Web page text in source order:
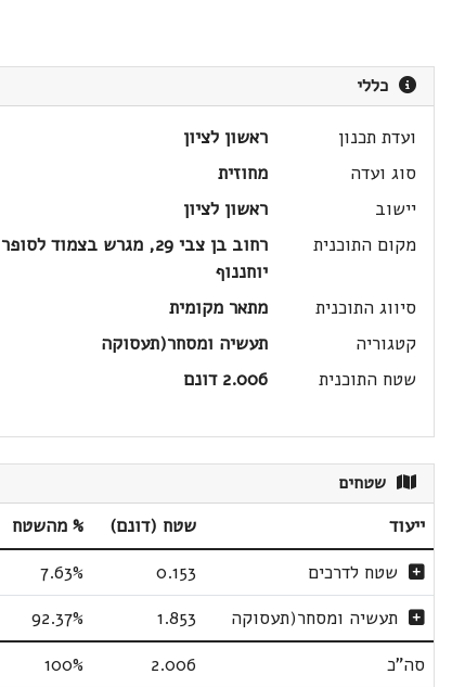
כללי
ועדת תכנון
ראשון לציון
סוג ועדה
מחוזית
יישוב
ראשון לציון
מקום התוכנית
רחוב בן צבי 29, מגרש בצמוד לסופר
יוחננוף
סיווג התוכנית
מתאר מקומית
קטגוריה
תעשיה ומסחר(תעסוקה
שטח התוכנית
2.006 דונם
שטחים
ייעוד שטח (דונם) % מהשטח
שטח לדרכים
0.153
7.63%
תעשיה ומסחר(תעסוקה
1.853
92.37%
סה"כ
2.006
100%